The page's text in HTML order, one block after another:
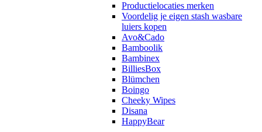
Productielocaties merken
Voordelig je eigen stash wasbare
luiers kopen
Avo&Cado
Bamboolik
Bambinex
BilliesBox
Blümchen
Boingo
Cheeky Wipes
Disana
HappyBear